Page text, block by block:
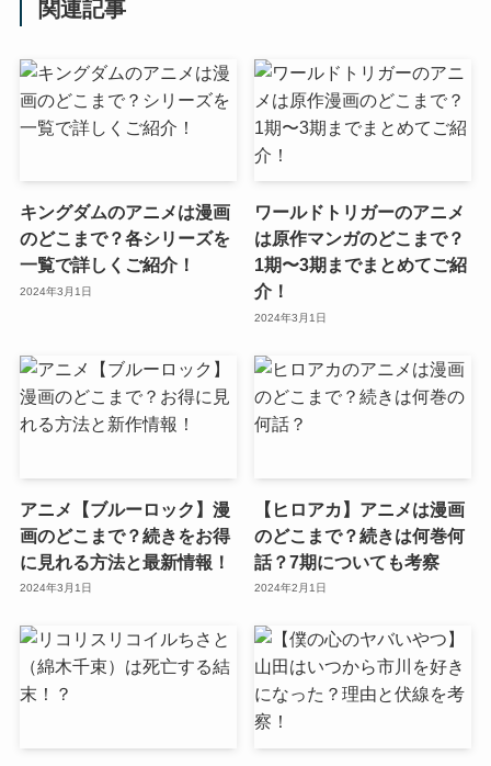
関連記事
キングダムのアニメは漫画
のどこまで？各シリーズを
一覧で詳しくご紹介！
2024年3月1日
ワールドトリガーのアニメ
は原作マンガのどこまで？
1期〜3期までまとめてご紹
介！
2024年3月1日
アニメ【ブルーロック】漫
画のどこまで？続きをお得
に見れる方法と最新情報！
2024年3月1日
【ヒロアカ】アニメは漫画
のどこまで？続きは何巻何
話？7期についても考察
2024年2月1日